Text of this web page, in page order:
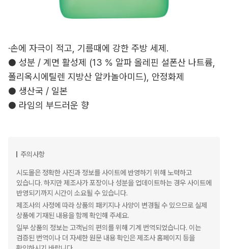
·손에 자극이 적고, 기름때에 강한 주방 세제.
● 성분 / 계면 활성제 (13 % 알파 올레핀 설폰산 나트륨,
폴리옥시에틸렌 지방산 알카놀아미드), 안정화제
● 생산국 / 일본
● 라임의 부드러운 향
주의사항
시도몰은 정확한 사진과 정보를 사이트에 반영하기 위해 노력하고
있습니다. 하지만 제조사가 포장이나 성분을 업데이트하는 경우 사이트에
반영되기까지 시간이 소요될 수 있습니다.
제조사의 사정에 따라 상품의 패키지나 사양이 변경될 수 있으므로 실제
상품에 기재된 내용을 함께 확인해 주세요.
일부 상품의 정보는 고객님의 편의를 위해 기계 번역되었습니다. 이는
검증된 번역이나 더 자세한 원문 내용 확인은 제조사 홈페이지 등을